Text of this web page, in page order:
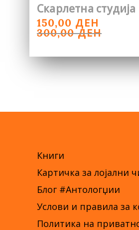
Скарлетна студија
300,00ДЕН
ORIGINAL
PRICE
WAS:
150,00 ДЕН
CURRENT
PRICE
IS:
Книги
Картичка за лојални
Блог #Антологџии
Услови и правила за
Политика на